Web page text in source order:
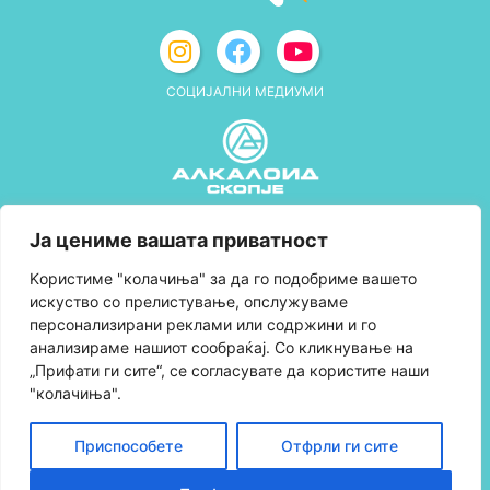
Ја цениме вашата приватност
Kористиме "колачиња" за да го подобриме вашето
искуство со прелистување, опслужуваме
персонализирани реклами или содржини и го
анализираме нашиот сообраќај. Со кликнување на
„Прифати ги сите“, се согласувате да користите наши
"колачиња".
Приспособете Отфрли ги сите
СОЦИЈАЛНИ МЕДИУМИ
Правила и услови за користење
Политика за колачиња
Правила за учество во програмата за
лојалност и политика за собирање поени
Контактирајте нè